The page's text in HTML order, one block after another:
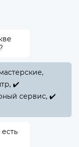
✔️
сервис, ✔️